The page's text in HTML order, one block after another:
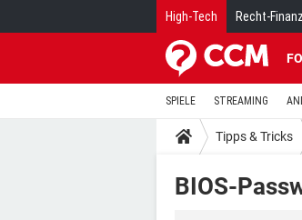
High-Tech Recht-
SPIELE STREAMING
Tipps & Tricks
BIOS-